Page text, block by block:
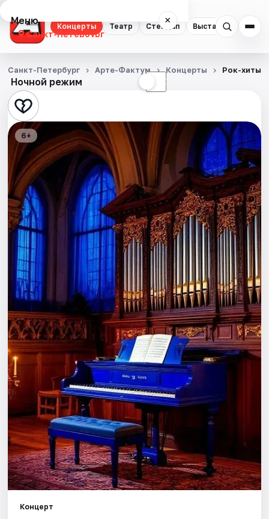
Концерты Театр Стендап Выставки
Меню ×
Санкт-Петербург
Концерты
Театр
Стендап
Выставки
Квесты
Экскурсии
Спорт
События
Города
Площадки
Артисты
Рейтинги
Ночной режим ☾
Санкт-Петербург Арте-Фактум Концерты Рок-хиты
6+
Концерт